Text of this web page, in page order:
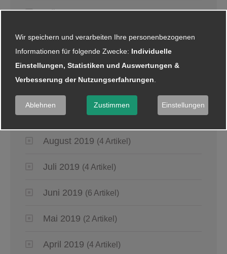
März 2020 (8 Artikel)
Februar 2020 (4 Artikel)
Januar 2020 (5 Artikel)
2019
September 2019 (4 Artikel)
August 2019 (4 Artikel)
Juli 2019 (4 Artikel)
Juni 2019 (6 Artikel)
Mai 2019 (2 Artikel)
April 2019 (4 Artikel)
Wir speichern und verarbeiten Ihre personenbezogenen
Informationen für folgende Zwecke: Individuelle
Einstellungen, Statistiken und Auswertungen &
Verbesserung der Nutzungserfahrungen
Ablehnen Zustimmen Einstellungen